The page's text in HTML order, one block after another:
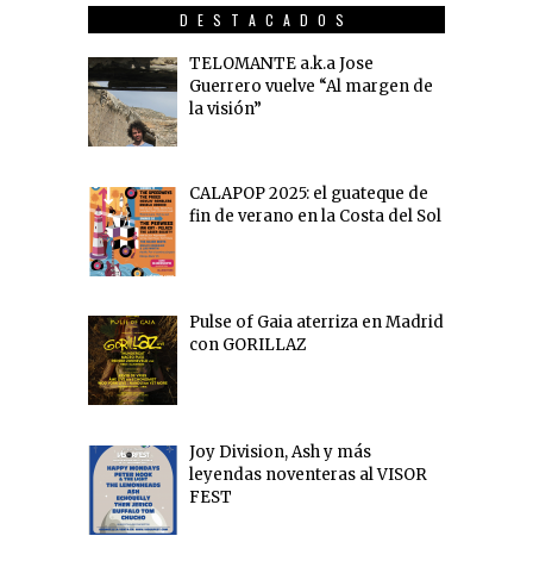
DESTACADOS
TELOMANTE a.k.a Jose
Guerrero vuelve “Al margen de
la visión”
CALAPOP 2025: el guateque de
fin de verano en la Costa del Sol
Pulse of Gaia aterriza en Madrid
con GORILLAZ
Joy Division, Ash y más
leyendas noventeras al VISOR
FEST